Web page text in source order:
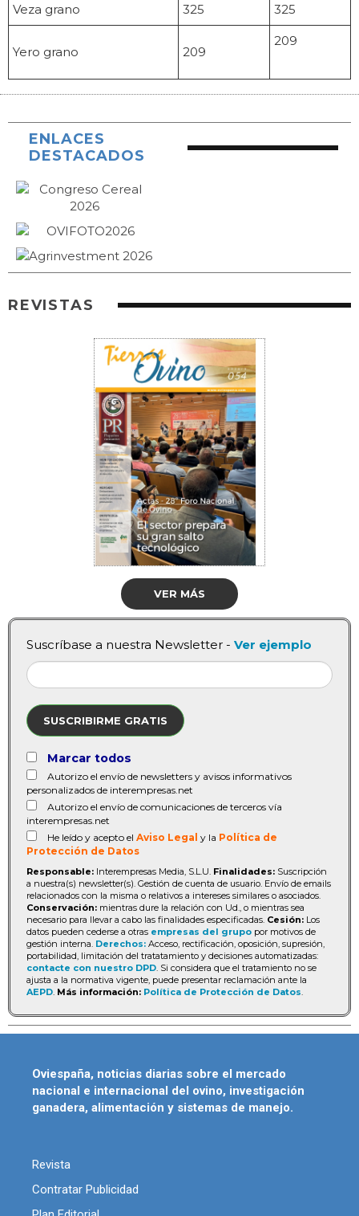
Veza grano 325 325
Yero grano 209
209
ENLACES
DESTACADOS
REVISTAS
VER MÁS
Suscríbase a nuestra Newsletter - Ver ejemplo
SUSCRIBIRME GRATIS
Marcar todos
Autorizo el envío de newsletters y avisos informativos
personalizados de interempresas.net
Autorizo el envío de comunicaciones de terceros vía
interempresas.net
He leído y acepto el Aviso Legal y la Política de
Protección de Datos
Responsable: Interempresas Media, S.L.U. Finalidades: Suscripción
a nuestra(s) newsletter(s). Gestión de cuenta de usuario. Envío de emails
relacionados con la misma o relativos a intereses similares o asociados.
Conservación: mientras dure la relación con Ud., o mientras sea
necesario para llevar a cabo las finalidades especificadas. Cesión: Los
datos pueden cederse a otras empresas del grupo por motivos de
gestión interna. Derechos: Acceso, rectificación, oposición, supresión,
portabilidad, limitación del tratatamiento y decisiones automatizadas:
contacte con nuestro DPD . Si considera que el tratamiento no se
ajusta a la normativa vigente, puede presentar reclamación ante la
AEPD Más información: Política de Protección de Datos
Oviespaña, noticias diarias sobre el mercado
nacional e internacional del ovino, investigación
ganadera, alimentación y sistemas de manejo.
Revista
Contratar Publicidad